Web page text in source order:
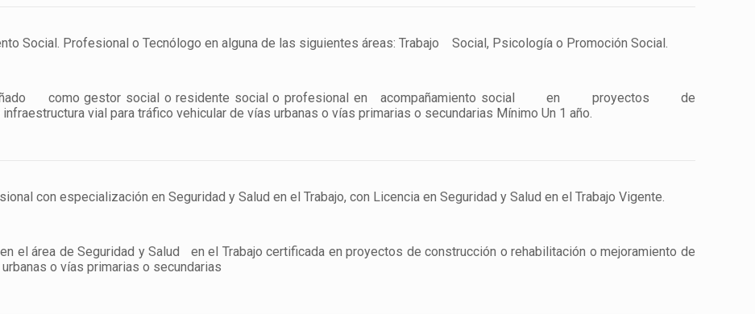
Social. Profesional o Tecnólogo en alguna de las siguientes áreas: Trabajo Social, Psicología o Promoción Social.
como gestor social o residente social o profesional en acompañamiento social en proyectos de
vial para tráfico vehicular de vías urbanas o vías primarias o secundarias Mínimo Un 1 año.
con especialización en Seguridad y Salud en el Trabajo, con Licencia en Seguridad y Salud en el Trabajo Vigente.
el área de Seguridad y Salud en el Trabajo certificada en proyectos de construcción o rehabilitación o mejoramiento de
o vías primarias o secundarias